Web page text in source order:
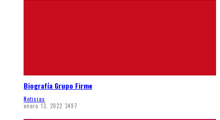
Biografía Grupo Firme
Noticias
enero 13, 2022 3497